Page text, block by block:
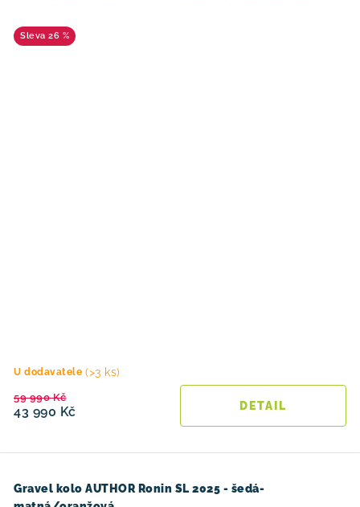
26 %
U dodavatele (>3 ks)
43 990 Kč
59 990 Kč
Gravel kolo AUTHOR Ronin SL 2025 - šedá-